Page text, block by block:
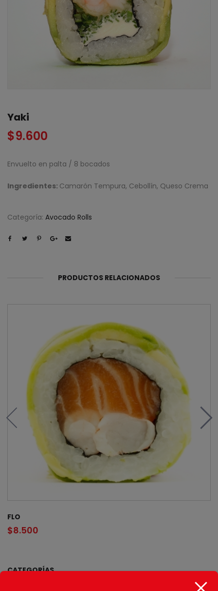
Yaki
$9.600
Envuelto en palta / 8 bocados
Ingredientes: Camarón Tempura, Cebollín, Queso Crema
Categoría: Avocado Rolls
PRODUCTOS RELACIONADOS
FLO
$8.500
CATEGORÍAS